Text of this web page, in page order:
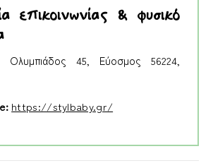
επικοινωνίας & φυσικό
Ολυμπιάδος 45, Εύοσμος 56224,
https://stylbaby.gr/